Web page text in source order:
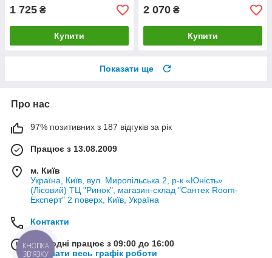
1 725 ₴
Купити
2 070 ₴
Купити
Показати ще
Про нас
97% позитивних з 187 відгуків за рік
Працює з 13.08.2009
м. Київ
Україна, Київ, вул. Миропільська 2, р-к «Юність»
(Лісовий) ТЦ "Ринок", магазин-склад "Сантех Room-
Експерт" 2 поверх, Київ, Україна
Контакти
Сьогодні працює з 09:00 до 16:00
Показати весь графік роботи
КНОПКА
ЗВ'ЯЗКУ